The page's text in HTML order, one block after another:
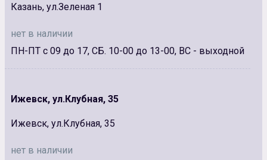
Казань, ул.Зеленая 1
нет в наличии
ПН-ПТ с 09 до 17, СБ. 10-00 до 13-00, ВС - выходной
Ижевск, ул.Клубная, 35
Ижевск, ул.Клубная, 35
нет в наличии